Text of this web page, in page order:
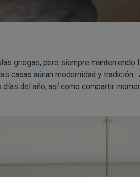
griegas, pero siempre manteniendo
casas aúnan modernidad y
del año, así como compartir